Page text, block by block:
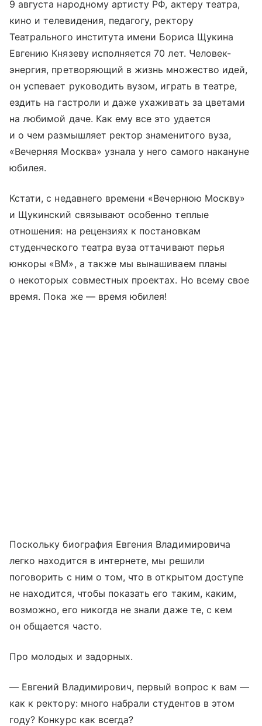
9 августа народному артисту РФ, актеру театра,
кино и телевидения, педагогу, ректору
Театрального института имени Бориса Щукина
Евгению Князеву исполняется 70 лет. Человек-
энергия, претворяющий в жизнь множество идей,
он успевает руководить вузом, играть в театре,
ездить на гастроли и даже ухаживать за цветами
на любимой даче. Как ему все это удается
и о чем размышляет ректор знаменитого вуза,
«Вечерняя Москва» узнала у него самого накануне
юбилея.
Кстати, с недавнего времени «Вечернюю Москву»
и Щукинский связывают особенно теплые
отношения: на рецензиях к постановкам
студенческого театра вуза оттачивают перья
юнкоры «ВМ», а также мы вынашиваем планы
о некоторых совместных проектах. Но всему свое
время. Пока же — время юбилея!
Поскольку биография Евгения Владимировича
легко находится в интернете, мы решили
поговорить с ним о том, что в открытом доступе
не находится, чтобы показать его таким, каким,
возможно, его никогда не знали даже те, с кем
он общается часто.
Про молодых и задорных.
— Евгений Владимирович, первый вопрос к вам —
как к ректору: много набрали студентов в этом
году? Конкурс как всегда?